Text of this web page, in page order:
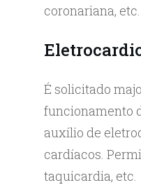
coronariana, etc.
É solicitado
funcionamento
auxílio de
cardíacos.
taquicardia, etc.